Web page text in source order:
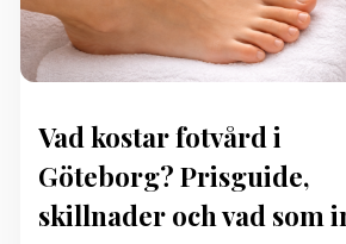
Vad kostar fotvård i
Göteborg? Prisguide,
skillnader och vad som